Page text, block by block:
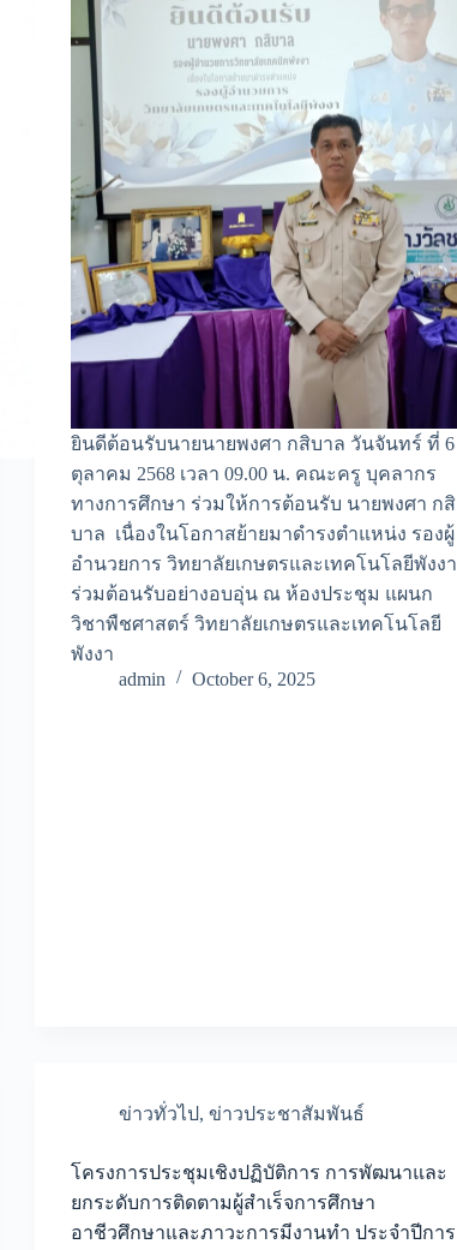
ยินดีต้อนรับนายนายพงศา กสิบาล วันจันทร์ ที่ 6
ตุลาคม 2568 เวลา 09.00 น. คณะครู บุคลากร
ทางการศึกษา ร่วมให้การต้อนรับ นายพงศา กสิ
บาล เนื่องในโอกาสย้ายมาดำรงตำแหน่ง รองผู้
อำนวยการ วิทยาลัยเกษตรและเทคโนโลยีพังงา
ร่วมต้อนรับอย่างอบอุ่น ณ ห้องประชุม แผนก
วิชาพืชศาสตร์ วิทยาลัยเกษตรและเทคโนโลยี
พังงา
admin
October 6, 2025
ข่าวทั่วไป,ข่าวประชาสัมพันธ์
โครงการประชุมเชิงปฏิบัติการ การพัฒนาและ
ยกระดับการติดตามผู้สำเร็จการศึกษา
อาชีวศึกษาและภาวะการมีงานทำ ประจำปีการ